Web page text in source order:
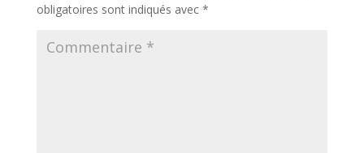
obligatoires sont indiqués avec *